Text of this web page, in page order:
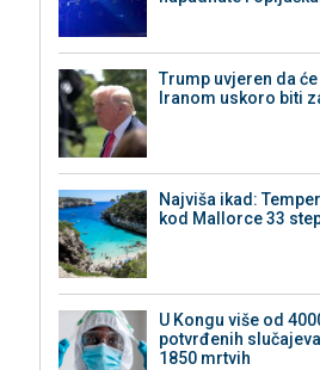
Trump uvjeren da
Iranom uskoro biti
Najviša ikad:
kod Mallorce 33
U Kongu više od
potvrđenih
1850 mrtvih